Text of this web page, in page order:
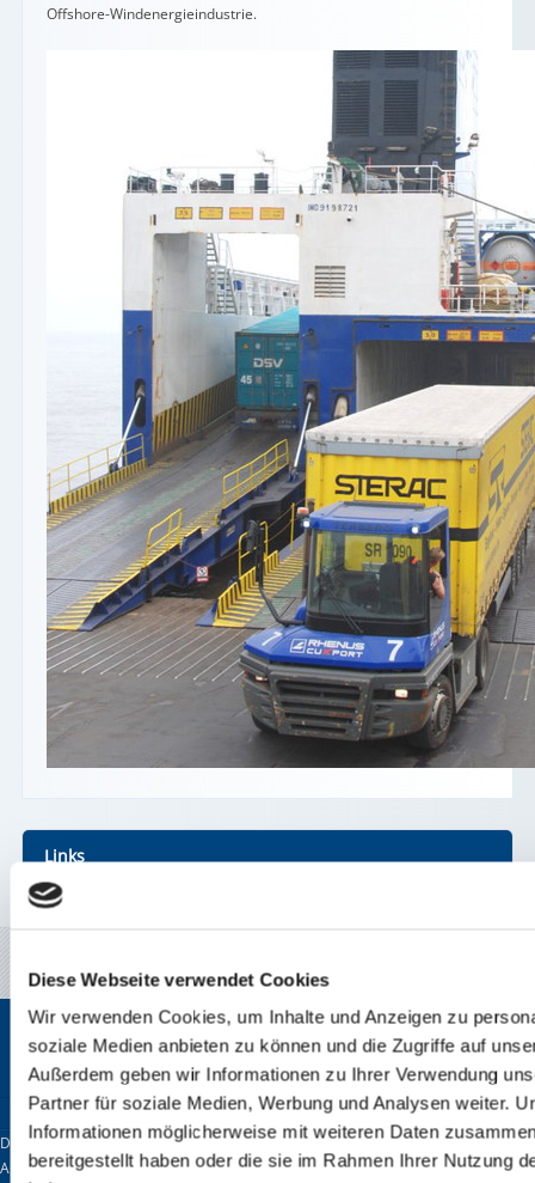
Diese Webseite verwendet Cookies
Wir verwenden Cookies, um Inhalte und Anzeigen zu
soziale Medien anbieten zu können und die Zugriffe auf
Außerdem geben wir Informationen zu Ihrer Verwendung
Partner für soziale Medien, Werbung und Analysen weiter.
Informationen möglicherweise mit weiteren Daten
bereitgestellt haben oder die sie im Rahmen Ihrer Nutzung
Offshore-Windenergieindustrie.
Links
Seehafen Cuxhaven
Schnellnavigation
Über uns Standpunkte Standorte Aktuelles
® 2014 Seehafen Niedersachsen | alle Rechte Vorbehalten
Diese Webseite verwendet Cookies. Wir verwenden Cookies, um Inhalte und
Anzeigen zu personalisieren, Funktionen für soziale Medien anbieten zu können